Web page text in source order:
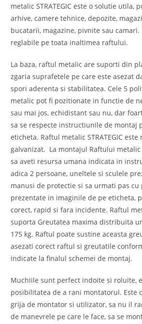
metalic STRATEGIC este o solutie utila,
arhive, camere tehnice, depozite,
bucatarii, magazine, pivnite sau
reglabile pe toata inaltimea raftului.
La baza, raftul metalic are suporti din
zgaria suprafetele pe care este asezat
spori aderenta si stabilitatea. Cele 5
metalic pot fi pozitionate in functie de
sau mai jos, echidistant sau nu, dar
sa se respecte instructiunile de montaj
eticheta. Raftul metalic STRATEGIC
galvanizat. La montajul Raftului metalic
sa aveti resursa umana indicata in
adica 2 persoane, uneltele si sculele
manusi de protectie si sa urmati pas
prezentate in imaginile de pe eticheta,
corect, rapid si fara incidente. Raftul
suporta Greutatea maxima distribuita
175 kg. Raftul poate sustine aceasta
asezati corect raftul si greutatile
indicate la finalul schemei de montaj.
Muchiile sunt perfect indoite si roluite,
posibilitatea de a rani montatorul. Este
grija de montator si utilizator, sa nu il
de manevrele pe care le face, sa se